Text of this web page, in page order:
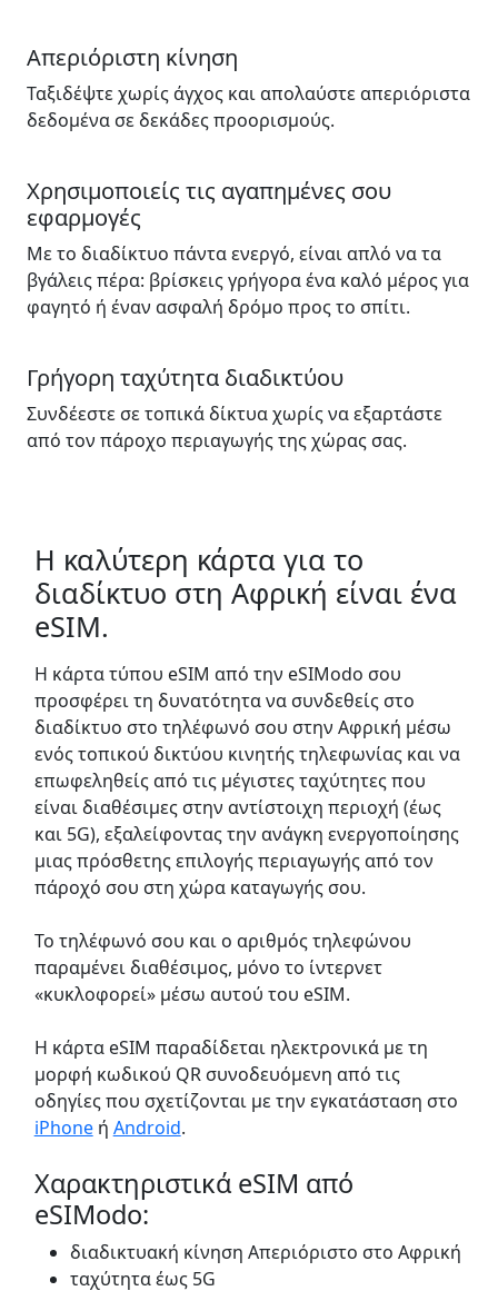
Απεριόριστη κίνηση
Ταξιδέψτε χωρίς άγχος και απολαύστε απεριόριστα
δεδομένα σε δεκάδες προορισμούς.
Χρησιμοποιείς τις αγαπημένες σου
εφαρμογές
Με το διαδίκτυο πάντα ενεργό, είναι απλό να τα
βγάλεις πέρα: βρίσκεις γρήγορα ένα καλό μέρος για
φαγητό ή έναν ασφαλή δρόμο προς το σπίτι.
Γρήγορη ταχύτητα διαδικτύου
Συνδέεστε σε τοπικά δίκτυα χωρίς να εξαρτάστε
από τον πάροχο περιαγωγής της χώρας σας.
Η καλύτερη κάρτα για το
διαδίκτυο στη Αφρική είναι ένα
eSIM.
Η κάρτα τύπου eSIM από την eSIModo σου
προσφέρει τη δυνατότητα να συνδεθείς στο
διαδίκτυο στο τηλέφωνό σου στην Αφρική μέσω
ενός τοπικού δικτύου κινητής τηλεφωνίας και να
επωφεληθείς από τις μέγιστες ταχύτητες που
είναι διαθέσιμες στην αντίστοιχη περιοχή (έως
και 5G), εξαλείφοντας την ανάγκη ενεργοποίησης
μιας πρόσθετης επιλογής περιαγωγής από τον
πάροχό σου στη χώρα καταγωγής σου.
Το τηλέφωνό σου και ο αριθμός τηλεφώνου
παραμένει διαθέσιμος, μόνο το ίντερνετ
«κυκλοφορεί» μέσω αυτού του eSIM.
Η κάρτα eSIM παραδίδεται ηλεκτρονικά με τη
μορφή κωδικού QR συνοδευόμενη από τις
οδηγίες που σχετίζονται με την εγκατάσταση στο
iPhoneή Android.
Χαρακτηριστικά eSIM από
eSIModo:
διαδικτυακή κίνηση Απεριόριστο στο Αφρική
ταχύτητα έως 5G